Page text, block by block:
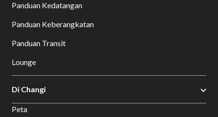
Language
Panduan Kedatangan
Panduan Keberangkatan
Panduan Transit
Lounge
Di Changi
Peta